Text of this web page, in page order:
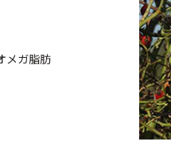
メガ脂肪